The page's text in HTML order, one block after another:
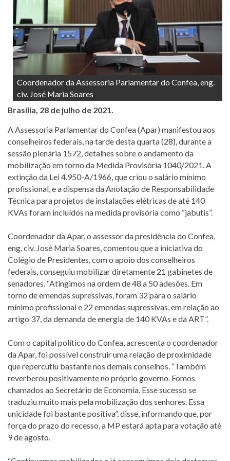
Coordenador da Assessoria Parlamentar do Confea, eng.
civ. José Maria Soares
Brasília, 28 de julho de 2021.
A Assessoria Parlamentar do Confea (Apar) manifestou aos
conselheiros federais, na tarde desta quarta (28), durante a
sessão plenária 1572, detalhes sobre o andamento da
mobilização em torno da Medida Provisória 1040/2021. A
extinção da Lei 4.950-A/1966, que criou o salário mínimo
profissional, e a dispensa da Anotação de Responsabilidade
Técnica para projetos de instalações elétricas de até 140
KVAs foram incluídos na medida provisória como “jabutis”.
Coordenador da Apar, o assessor da presidência do Confea,
eng. civ. José Maria Soares, comentou que a iniciativa do
Colégio de Presidentes, com o apoio dos conselheiros
federais, conseguiu mobilizar diretamente 21 gabinetes de
senadores. “Atingimos na ordem de 48 a 50 adesões. Em
torno de emendas supressivas, foram 32 para o salário
mínimo profissional e 22 emendas supressivas, em relação ao
artigo 37, da demanda de energia de 140 KVAs e da ART”.
Com o capital político do Confea, acrescenta o coordenador
da Apar, foi possível construir uma relação de proximidade
que repercutiu bastante nos demais conselhos. “Também
reverberou positivamente no próprio governo. Fomos
chamados ao Secretário de Economia. Esse sucesso se
traduziu muito mais pela mobilização dos senhores. Essa
unicidade foi bastante positiva”, disse, informando que, por
força do prazo do recesso, a MP estará apta para votação até
9 de agosto.